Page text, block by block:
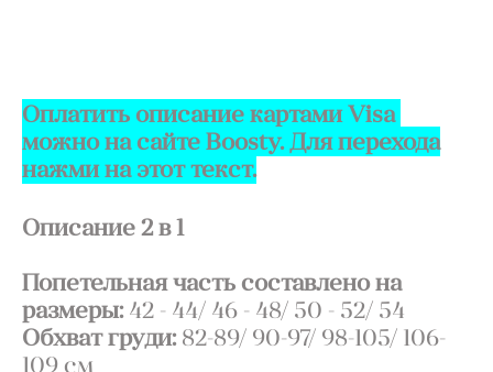
Оплатить описание картами Visa
можно на сайте Boosty. Для перехода
нажми на этот текст.
Описание 2 в 1
Попетельная часть составлено на
размеры: 42 - 44/ 46 - 48/ 50 - 52/ 54
Обхват груди: 82-89/ 90-97/ 98-105/ 106-
109 см